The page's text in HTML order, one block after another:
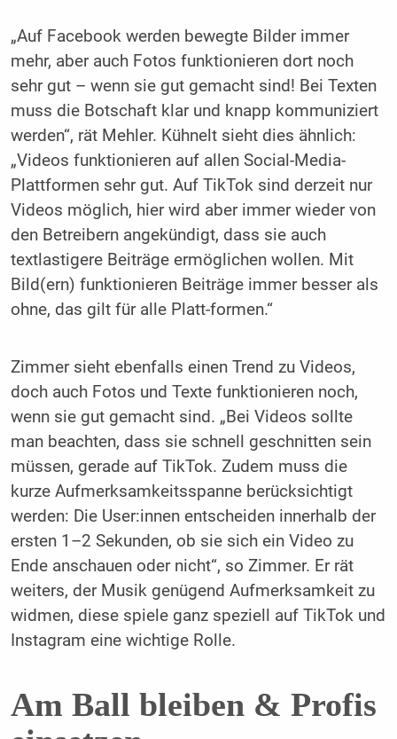
„Auf Facebook werden bewegte Bilder immer
mehr, aber auch Fotos funktionieren dort noch
sehr gut – wenn sie gut gemacht sind! Bei Texten
muss die Botschaft klar und knapp kommuniziert
werden“, rät Mehler. Kühnelt sieht dies ähnlich:
„Videos funktionieren auf allen Social-Media-
Plattformen sehr gut. Auf TikTok sind derzeit nur
Videos möglich, hier wird aber immer wieder von
den Betreibern angekündigt, dass sie auch
textlastigere Beiträge ermöglichen wollen. Mit
Bild(ern) funktionieren Beiträge immer besser als
ohne, das gilt für alle Platt-­formen.“
Zimmer sieht ebenfalls einen Trend zu ­Videos,
doch auch Fotos und Texte funktionieren noch,
wenn sie gut gemacht sind. „Bei Videos sollte
man beachten, dass sie schnell geschnitten sein
müssen, gerade auf TikTok. Zudem muss die
kurze Aufmerksamkeitsspanne berücksichtigt
werden: Die User:innen entscheiden innerhalb der
ersten 1–2 Sekunden, ob sie sich ein Video zu
Ende anschauen oder nicht“, so Zimmer. Er rät
weiters, der Musik genügend Aufmerksamkeit zu
widmen, diese spiele ganz speziell auf TikTok und
Instagram eine wichtige Rolle.
Am Ball bleiben & Profis